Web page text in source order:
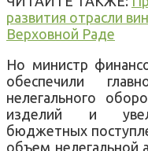
развития отрасли
Верховной Раде
Но министр
обеспечили
нелегального
изделий и
бюджетных
объем нелегальной